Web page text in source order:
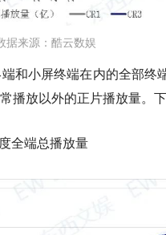
据来源：酷云数娱
和小屏终端在内的全部终
播放以外的正片播放量。下
全端总播放量